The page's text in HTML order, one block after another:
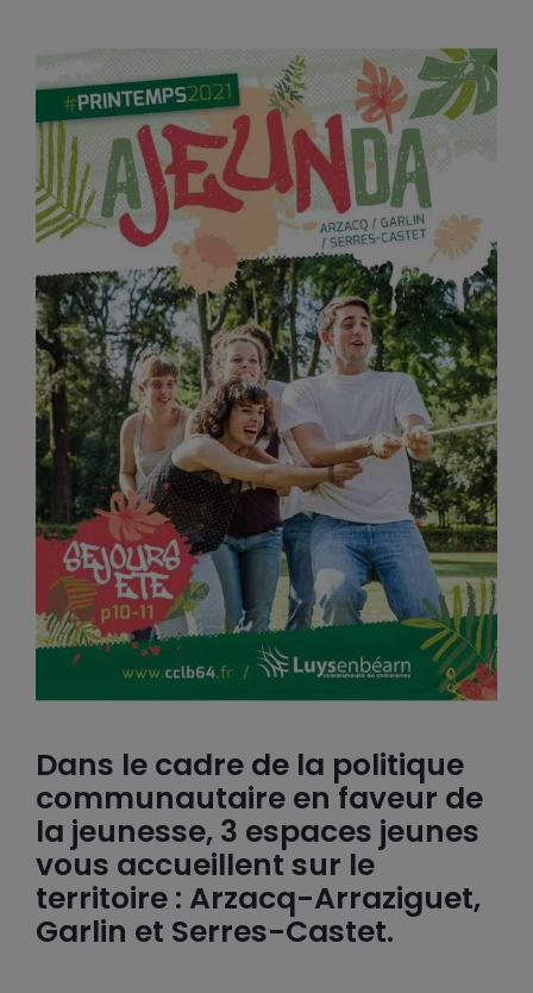
Dans le cadre de la politique
communautaire en faveur de
la jeunesse, 3 espaces jeunes
vous accueillent sur le
territoire : Arzacq-Arraziguet,
Garlin et Serres-Castet.